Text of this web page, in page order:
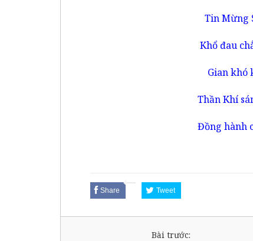
Tin Mừng
Khổ đau
Gian khó
Thần Khí
Đồng hành
Share Tweet
Bài trước: